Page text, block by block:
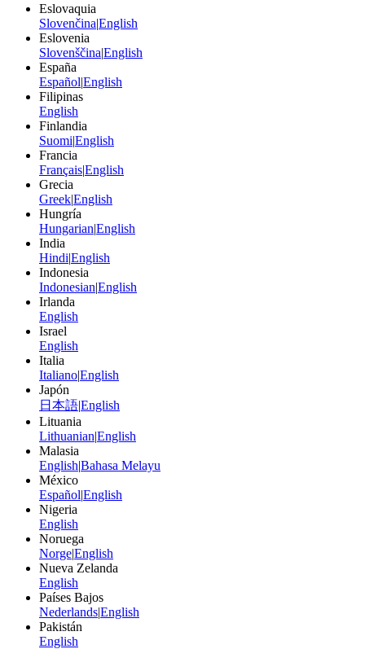
Eslovaquia
Slovenčina|English
Eslovenia
Slovenščina|English
España
Español|English
Filipinas
English
Finlandia
Suomi|English
Francia
Français|English
Grecia
Greek|English
Hungría
Hungarian|English
India
Hindi|English
Indonesia
Indonesian|English
Irlanda
English
Israel
English
Italia
Italiano|English
Japón
日本語|English
Lituania
Lithuanian|English
Malasia
English|Bahasa Melayu
México
Español|English
Nigeria
English
Noruega
Norge|English
Nueva Zelanda
English
Países Bajos
Nederlands|English
Pakistán
English